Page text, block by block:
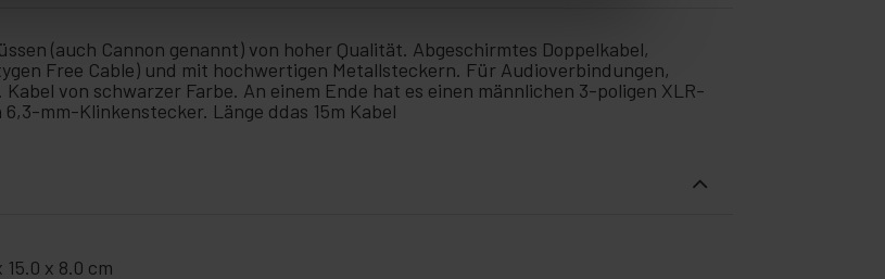
(auch Cannon genannt) von hoher Qualität. Abgeschirmtes Doppelkabel,
Free Cable) und mit hochwertigen Metallsteckern. Für Audioverbindungen,
von schwarzer Farbe. An einem Ende hat es einen männlichen 3-poligen XLR-
mm-Klinkenstecker. Länge ddas 15m Kabel
x 8.0 cm